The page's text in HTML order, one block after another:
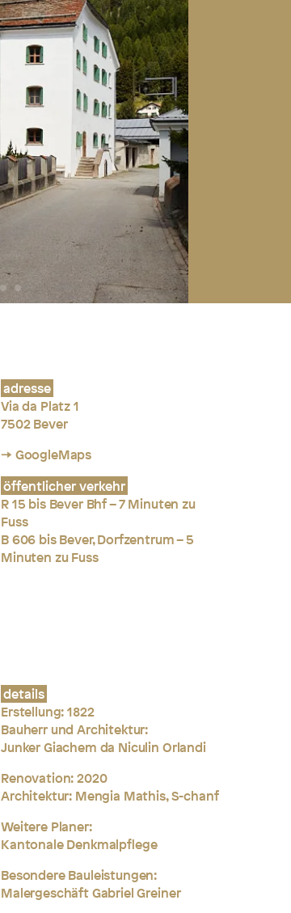
adresse
Via da Platz 1
7502 Bever
→ GoogleMaps
öffentlicher verkehr
R 15 bis Bever Bhf – 7 Minuten zu
Fuss
B 606 bis Bever, Dorfzentrum – 5
Minuten zu Fuss
details
Erstellung:1822
Bauherr und Architektur:
Junker Giachem da Niculin Orlandi
Renovation:2020
Architektur: Mengia Mathis, S-chanf
Weitere Planer:
Kantonale Denkmalpflege
Besondere Bauleistungen:
Malergeschäft Gabriel Greiner